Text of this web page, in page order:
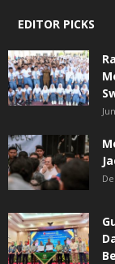
EDITOR PICKS